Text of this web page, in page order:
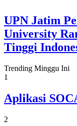
UPN Jatim
University
Tinggi
Trending Minggu Ini
1
Aplikasi
2